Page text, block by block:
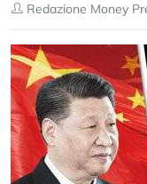
Redazione Money